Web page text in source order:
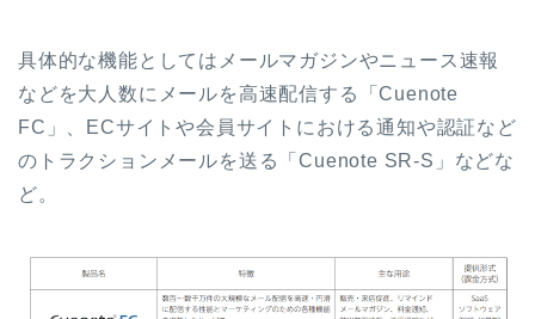
具体的な機能としてはメールマガジンやニュース速報
などを大人数にメールを高速配信する「Cuenote
FC」、ECサイトや会員サイトにおける通知や認証など
のトラクションメールを送る「Cuenote SR-S」などな
ど。